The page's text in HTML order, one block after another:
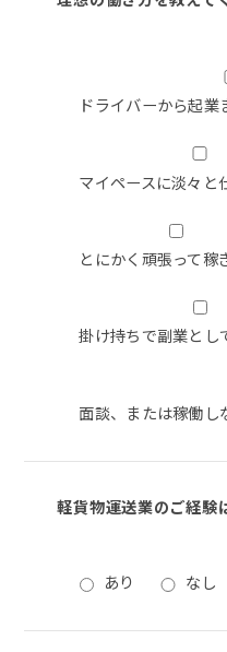
ドライバーから起
マイペースに淡々と
とにかく頑張って稼
掛け持ちで副業とし
面談、または稼働し
軽貨物運送業のご経験
あり なし